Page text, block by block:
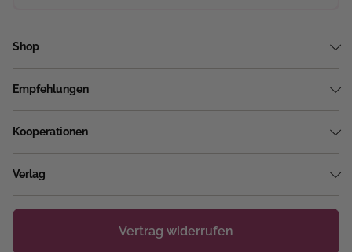
Shop
Empfehlungen
Kooperationen
Verlag
Vertrag widerrufen